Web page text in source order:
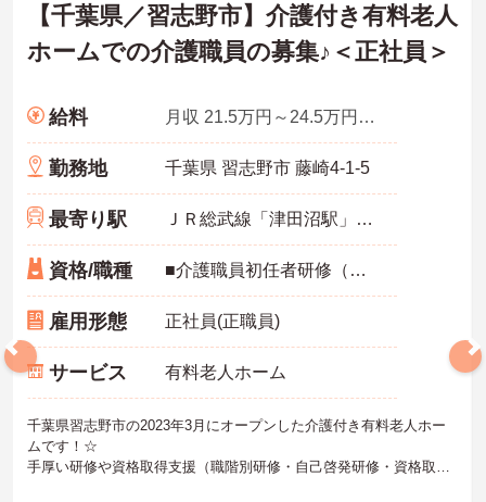
【千葉県／習志野市】介護付き有料老人
ホームでの介護職員の募集♪＜正社員＞
給料 月収 21.5万円～24.5万円程度 夜勤手当5回分を含む
勤務地 千葉県 習志野市 藤崎4-1-5
最寄り駅 ＪＲ総武線「津田沼駅」徒歩17分
資格/職種 ■介護職員初任者研修（ヘルパー2級）以上 ■未経験可
雇用形態 正社員(正職員)
サービス 有料老人ホーム
千葉県習志野市の2023年3月にオープンした介護付き有料老人ホー
ムです！☆
手厚い研修や資格取得支援（職階別研修・自己啓発研修・資格取得